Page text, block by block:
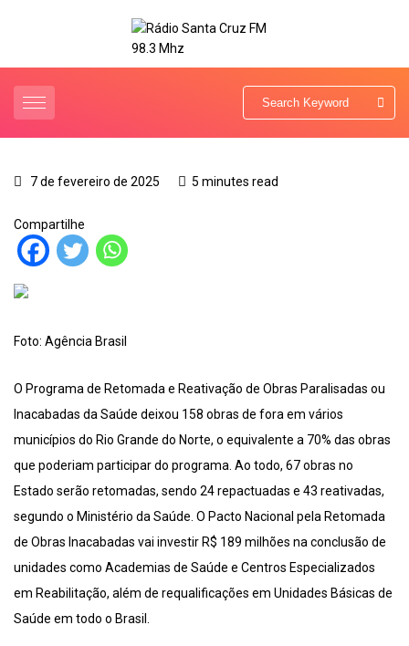
7 de fevereiro de 2025 5 minutes read
Compartilhe
Foto: Agência Brasil
O Programa de Retomada e Reativação de Obras Paralisadas ou
Inacabadas da Saúde deixou 158 obras de fora em vários
municípios do Rio Grande do Norte, o equivalente a 70% das obras
que poderiam participar do programa. Ao todo, 67 obras no
Estado serão retomadas, sendo 24 repactuadas e 43 reativadas,
segundo o Ministério da Saúde. O Pacto Nacional pela Retomada
de Obras Inacabadas vai investir R$ 189 milhões na conclusão de
unidades como Academias de Saúde e Centros Especializados
em Reabilitação, além de requalificações em Unidades Básicas de
Saúde em todo o Brasil.